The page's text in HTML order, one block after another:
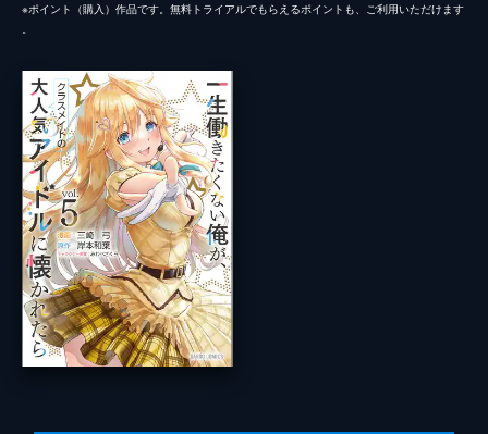
※ポイント（購⼊）作品です。無料トライアルでもらえるポイントも、ご利⽤いただけます
。